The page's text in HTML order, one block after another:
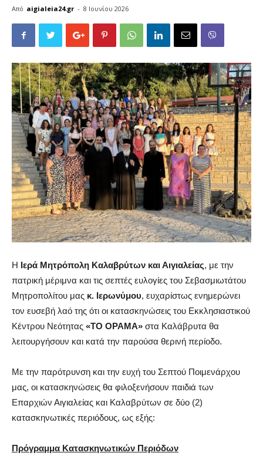
Από aigialeia24.gr - 8 Ιουνίου 2026
Η Ιερά Μητρόπολη Καλαβρύτων και Αιγιαλείας, με την
πατρική μέριμνα και τις σεπτές ευλογίες του Σεβασμιωτάτου
Μητροπολίτου μας κ. Ιερωνύμου, ευχαρίστως ενημερώνει
τον ευσεβή λαό της ότι οι κατασκηνώσεις του Εκκλησιαστικού
Κέντρου Νεότητας «ΤΟ ΟΡΑΜΑ» στα Καλάβρυτα θα
λειτουργήσουν και κατά την παρούσα θερινή περίοδο.
Με την παρότρυνση και την ευχή του Σεπτού Ποιμενάρχου
μας, οι κατασκηνώσεις θα φιλοξενήσουν παιδιά των
Επαρχιών Αιγιαλείας και Καλαβρύτων σε δύο (2)
κατασκηνωτικές περιόδους, ως εξής:
Πρόγραμμα Κατασκηνωτικών Περιόδων